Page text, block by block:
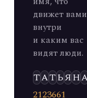
движет вами
внутри
и каким вас
видят люди.
ЭЛЬДАР